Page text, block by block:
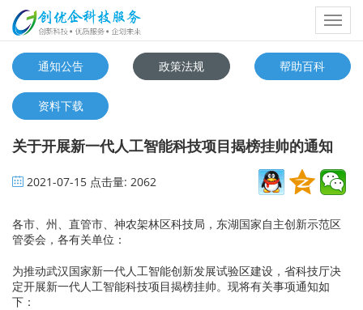
通知公告
政策法规 帮助百科
资料下载
关于开展新一代人工智能科技项目揭榜挂帅的通知
2021-07-15 点击量: 2062
各市、州、直管市、神农架林区科技局，东湖国家自主创新示范区
管委会，各有关单位：
为推动武汉国家新一代人工智能创新发展试验区建设，省科技厅决
定开展新一代人工智能科技项目揭榜挂帅。现将有关事项通知如
下：